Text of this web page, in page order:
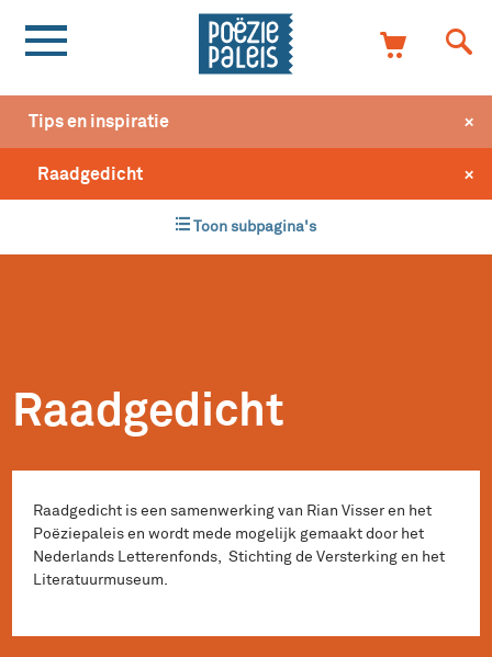
Tips en inspiratie +
Raadgedicht +
Toon subpagina's
Raadgedicht
Raadgedicht is een samenwerking van Rian Visser en het
Poëziepaleis en wordt mede mogelijk gemaakt door het
Nederlands Letterenfonds, Stichting de Versterking en het
Literatuurmuseum.